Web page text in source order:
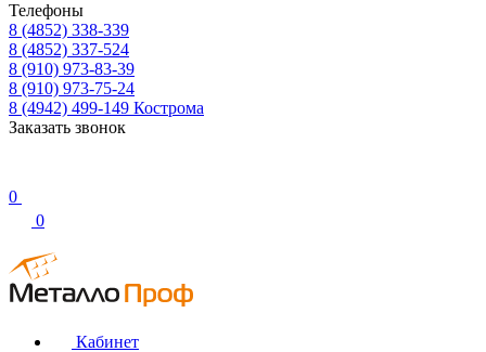
Телефоны
8 (4852) 338-339
8 (4852) 337-524
8 (910) 973-83-39
8 (910) 973-75-24
8 (4942) 499-149 Кострома
Заказать звонок
0
0
Кабинет